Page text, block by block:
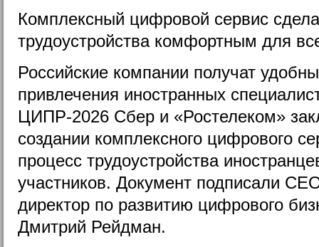
Комплексный цифровой сервис
трудоустройства комфортным для
Российские компании получат
привлечения иностранных
ЦИПР-2026 Сбер и «Ростелеком»
создании комплексного цифрового
процесс трудоустройства
участников. Документ подписали
директор по развитию цифрового
Дмитрий Рейдман.